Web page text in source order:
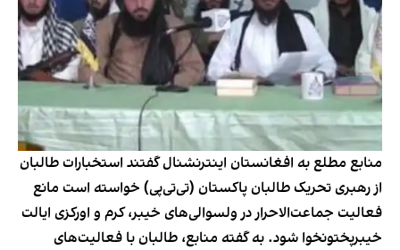
منابع مطلع به افغانستان اینترنشنال گفتند استخبارات طالبان
از رهبری تحریک طالبان پاکستان (تی‌تی‌پی) خواسته است مانع
فعالیت جماعت‌الاحرار در ولسوالی‌های خیبر، کرم و اورکزی ایالت
خیبرپختونخوا شود. به گفته منابع، طالبان با فعالیت‌های